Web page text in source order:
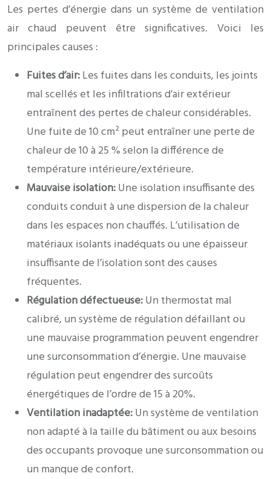
Les pertes d’énergie dans un système de ventilation
air chaud peuvent être significatives. Voici les
principales causes :
Fuites d’air:Les fuites dans les conduits, les joints
mal scellés et les infiltrations d’air extérieur
entraînent des pertes de chaleur considérables.
Une fuite de 10 cm² peut entraîner une perte de
chaleur de 10 à 25 % selon la différence de
température intérieure/extérieure.
Mauvaise isolation:Une isolation insuffisante des
conduits conduit à une dispersion de la chaleur
dans les espaces non chauffés. L’utilisation de
matériaux isolants inadéquats ou une épaisseur
insuffisante de l’isolation sont des causes
fréquentes.
Régulation défectueuse:Un thermostat mal
calibré, un système de régulation défaillant ou
une mauvaise programmation peuvent engendrer
une surconsommation d’énergie. Une mauvaise
régulation peut engendrer des surcoûts
énergétiques de l’ordre de 15 à 20%.
Ventilation inadaptée:Un système de ventilation
non adapté à la taille du bâtiment ou aux besoins
des occupants provoque une surconsommation ou
un manque de confort.